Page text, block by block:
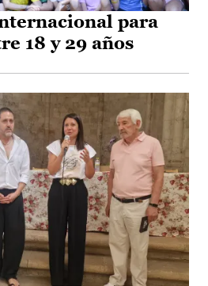
para
18 y 29 años